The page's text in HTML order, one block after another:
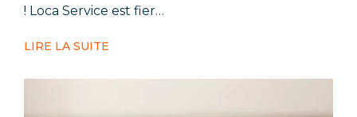
! Loca Service est fier…
LIRE LA SUITE